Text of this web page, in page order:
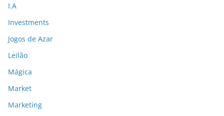
I.A
Investments
Jogos de Azar
Leilão
Mágica
Market
Marketing